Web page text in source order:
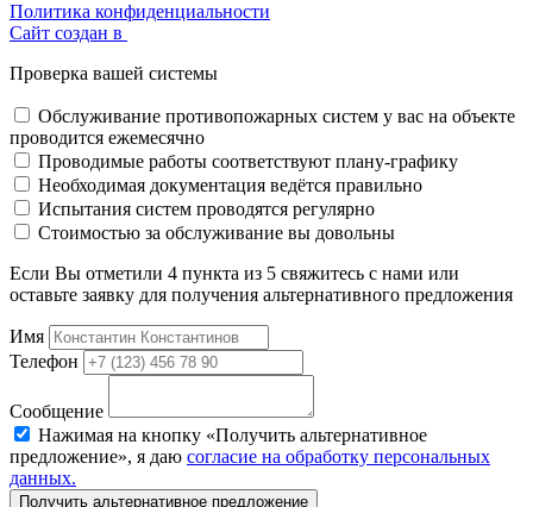
Политика конфиденциальности
Сайт создан в
Проверка вашей системы
Обслуживание противопожарных систем у вас на объекте
проводится ежемесячно
Проводимые работы соответствуют плану-графику
Необходимая документация ведётся правильно
Испытания систем проводятся регулярно
Стоимостью за обслуживание вы довольны
Если Вы отметили 4 пункта из 5 свяжитесь с нами или
оставьте заявку для получения альтернативного предложения
Имя
Телефон
Сообщение
Нажимая на кнопку «Получить альтернативное
предложение», я даю согласие на обработку персональных
данных.
Получить альтернативное предложение